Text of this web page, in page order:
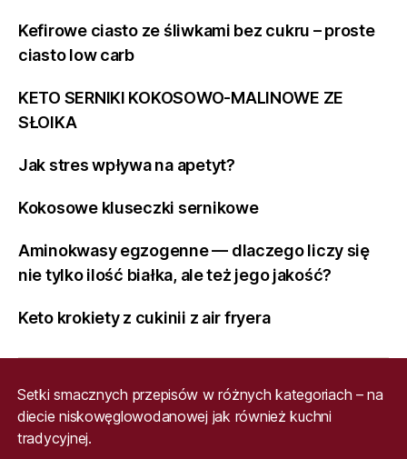
Kefirowe ciasto ze śliwkami bez cukru – proste
ciasto low carb
KETO SERNIKI KOKOSOWO-MALINOWE ZE
SŁOIKA
Jak stres wpływa na apetyt?
Kokosowe kluseczki sernikowe
Aminokwasy egzogenne — dlaczego liczy się
nie tylko ilość białka, ale też jego jakość?
Keto krokiety z cukinii z air fryera
Setki smacznych przepisów w różnych kategoriach – na
diecie niskowęglowodanowej jak również kuchni
tradycyjnej.